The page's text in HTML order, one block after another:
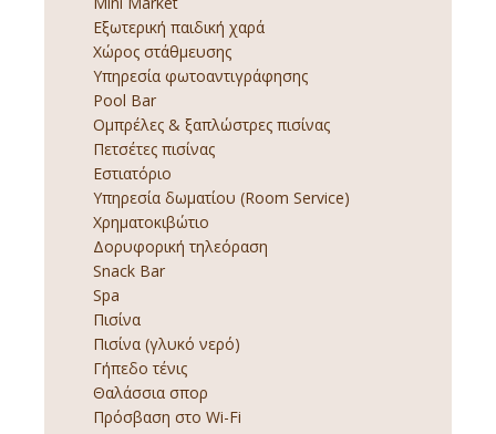
Εξωτερική παιδική χαρά
Χώρος στάθμευσης
Υπηρεσία φωτοαντιγράφησης
Pool Bar
Ομπρέλες & ξαπλώστρες πισίνας
Πετσέτες πισίνας
Εστιατόριο
Υπηρεσία δωματίου (Room Service)
Χρηματοκιβώτιο
Δορυφορική τηλεόραση
Snack Bar
Spa
Πισίνα
Πισίνα (γλυκό νερό)
Γήπεδο τένις
Θαλάσσια σπορ
Πρόσβαση στο Wi-Fi